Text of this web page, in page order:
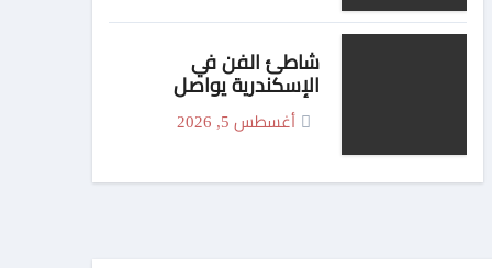
شاطئ الفن في
الإسكندرية يواصل
فعالياته بعروض مبهجة
لفرقة الفنون الشعبية
أغسطس 5, 2026